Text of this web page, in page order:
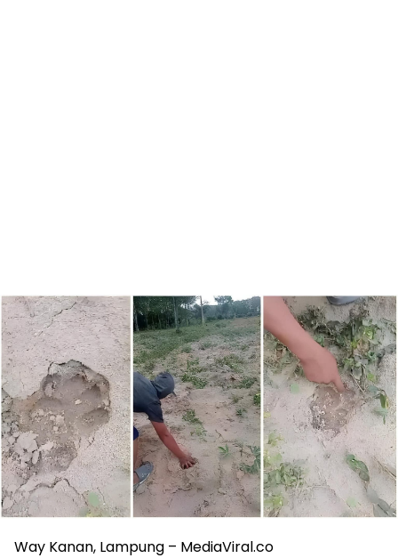
Way Kanan, Lampung – MediaViral.co